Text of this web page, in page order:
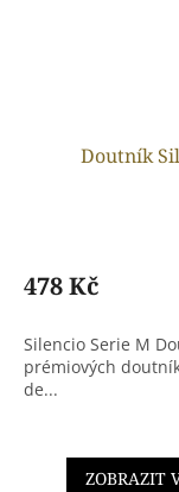
Doutník
478 Kč
Silencio Serie M
prémiových
de...
ZOBRAZIT